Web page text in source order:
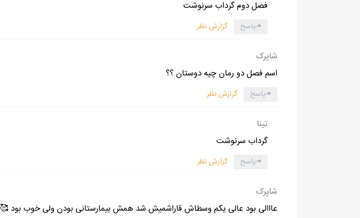
فصل دوم گرداب سرنوشت
پاسخ گزارش نظر
شاپرک
اسم فصل دو رمان چیه دوستان ؟؟
پاسخ گزارش نظر
تینا
گرداب سرنوشت
پاسخ گزارش نظر
شاپرک
عااالی بود عالی یکم وسطاش قاراشمیش شد همش بیمارستانی بودن ولی خوب بود 🥰